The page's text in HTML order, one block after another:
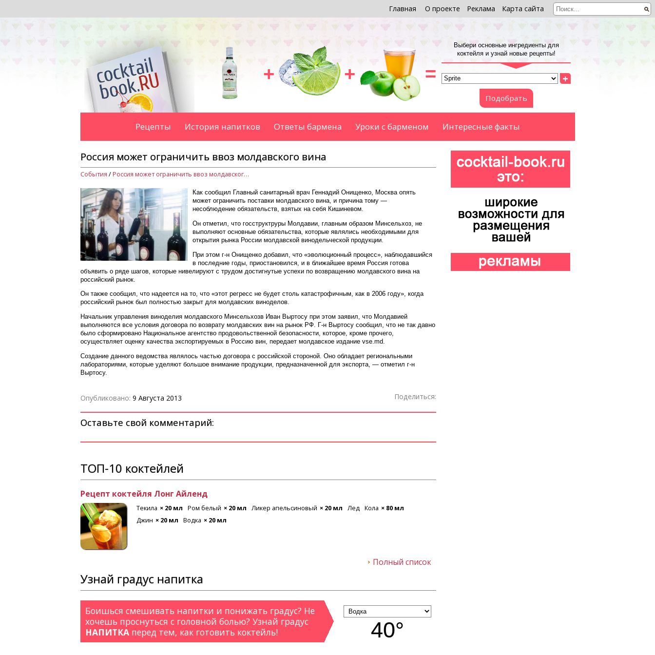
Главная О проекте Реклама Карта сайта
+ + =
Выбери основные ингредиенты для
коктейля и узнай новые рецепты!
+
Подобрать
Рецепты История напитков Ответы бармена Уроки с барменом Интересные факты
Россия может ограничить ввоз молдавского вина
События / Россия может ограничить ввоз молдавского вина
Как сообщил Главный санитарный врач Геннадий Онищенко, Москва опять
может ограничить поставки молдавского вина, и причина тому —
несоблюдение обязательств, взятых на себя Кишиневом.
Он отметил, что госструктруры Молдавии, главным образом Минсельхоз, не
выполняют основные обязательства, которые являлись необходимыми для
открытия рынка России молдавской винодельческой продукции.
При этом г-н Онищенко добавил, что «эволюционный процесс», наблюдавшийся
в последние годы, приостановился, и в ближайшее время Россия готова
объявить о ряде шагов, которые нивелируют с трудом достигнутые успехи по возвращению молдавского вина на
российский рынок.
Он также сообщил, что надеется на то, что «этот регресс не будет столь катастрофичным, как в 2006 году», когда
российский рынок был полностью закрыт для молдавских виноделов.
Начальник управления виноделия молдавского Минсельхозв Иван Выртосу при этом заявил, что Молдавией
выполняются все условия договора по возврату молдавских вин на рынок РФ. Г-н Выртосу сообщил, что не так давно
было сформировано Национальное агентство продовольственной безопасности, которое, кроме прочего,
осуществляет оценку качества экспортируемых в Россию вин, передает молдавское издание vse.md.
Создание данного ведомства являлось частью договора с российской стороной. Оно обладает региональными
лабораториями, которые уделяют большое внимание продукции, предназначенной для экспорта, — отметил г-н
Выртосу.
Поделиться:
Опубликовано: 9 Августа 2013
Оставьте свой комментарий:
ТОП-10 коктейлей
Рецепт коктейля Лонг Айленд
Текила × 20 мл Ром белый × 20 мл Ликер апельсиновый × 20 мл Лед Кола × 80 мл
Джин × 20 мл Водка × 20 мл
Полный список
Узнай градус напитка
40°
Боишься смешивать напитки и понижать градус? Не
хочешь проснуться с головной болью? Узнай градус
НАПИТКА перед тем, как готовить коктейль!